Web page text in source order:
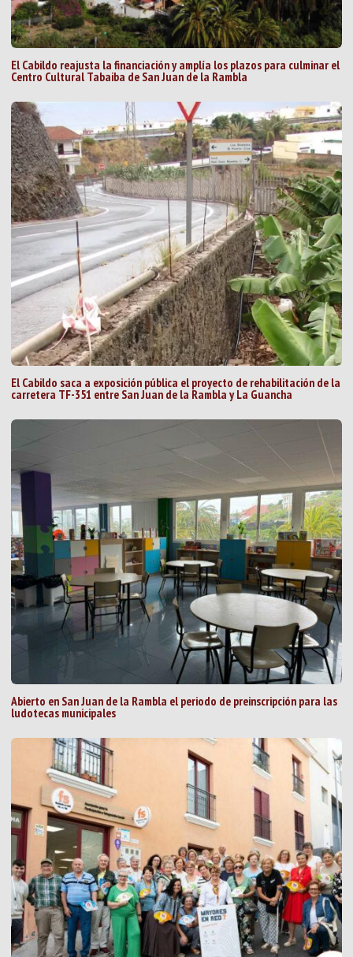
El Cabildo reajusta la financiación y amplía los plazos para culminar el
Centro Cultural Tabaiba de San Juan de la Rambla
El Cabildo saca a exposición pública el proyecto de rehabilitación de la
carretera TF-351 entre San Juan de la Rambla y La Guancha
Abierto en San Juan de la Rambla el periodo de preinscripción para las
ludotecas municipales